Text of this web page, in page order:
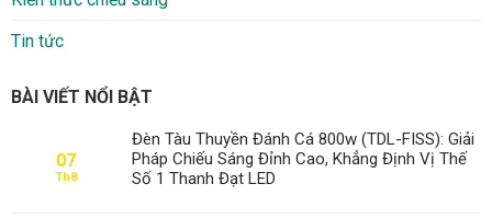
Tin tức
BÀI VIẾT NỔI BẬT
07
Th8
Đèn Tàu Thuyền Đánh Cá 800w (TDL-FISS): Giải
Pháp Chiếu Sáng Đỉnh Cao, Khẳng Định Vị Thế
Số 1 Thanh Đạt LED